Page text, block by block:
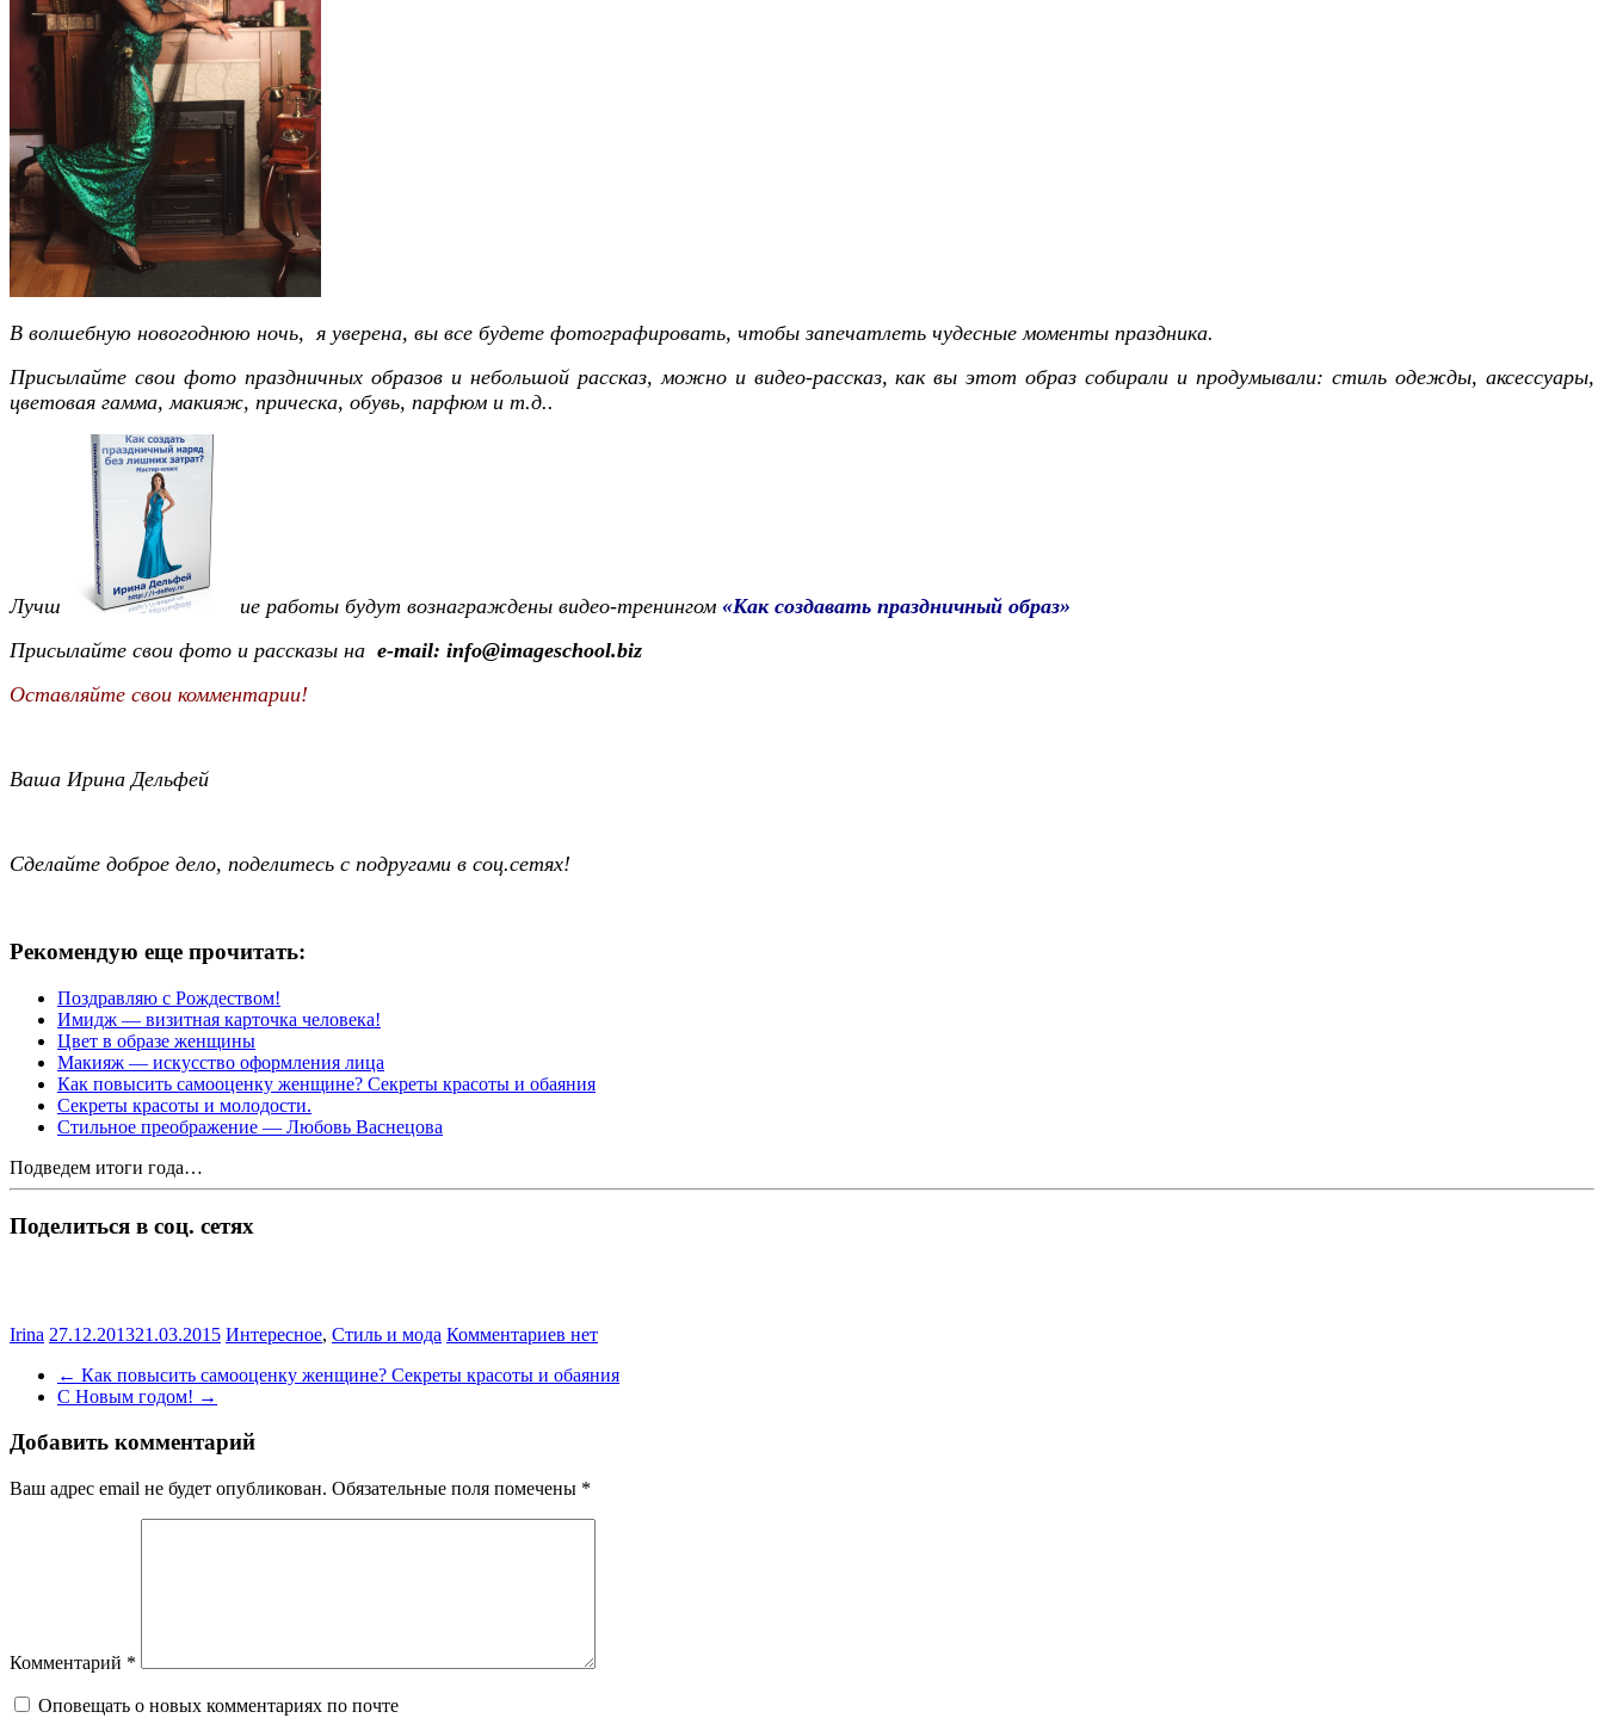
В волшебную новогоднюю ночь, я уверена, вы все будете фотографировать, чтобы запечатлеть чудесные моменты праздника.
Присылайте свои фото праздничных образов и небольшой рассказ, можно и видео-рассказ, как вы этот образ собирали и продумывали: стиль одежды, аксессуары,
цветовая гамма, макияж, прическа, обувь, парфюм и т.д..
Лучш ие работы будут вознаграждены видео-тренингом «Как создавать праздничный образ»
Присылайте свои фото и рассказы на e-mail: info@imageschool.biz
Оставляйте свои комментарии!
Ваша Ирина Дельфей
Сделайте доброе дело, поделитесь с подругами в соц.сетях!
Рекомендую еще прочитать:
Поздравляю с Рождеством!
Имидж — визитная карточка человека!
Цвет в образе женщины
Макияж — искусство оформления лица
Как повысить самооценку женщине? Секреты красоты и обаяния
Секреты красоты и молодости.
Стильное преображение — Любовь Васнецова
Подведем итоги года…
Поделиться в соц. сетях
Irina 27.12.201321.03.2015 Интересное, Стиль и мода Комментариев нет
← Как повысить самооценку женщине? Секреты красоты и обаяния
С Новым годом! →
Добавить комментарий
Ваш адрес email не будет опубликован. Обязательные поля помечены *
Комментарий *
Оповещать о новых комментариях по почте